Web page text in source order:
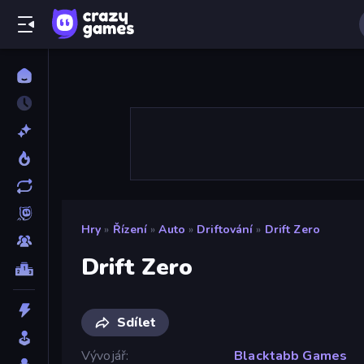
Hry » Řízení » Auto » Driftování » Drift Zero
Drift Zero
Sdílet
Vývojář
Blacktabb Games